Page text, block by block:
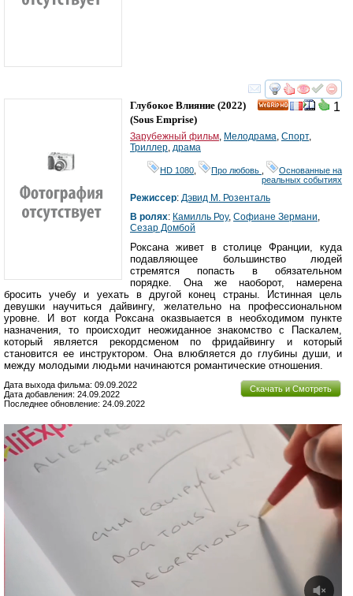
смотреть
1
Глубокое Влияние (2022)
(Sous Emprise)
Зарубежный фильм, Мелодрама, Спорт,
Триллер, драма
HD 1080 Про любовь
Основанные на
реальных событиях
Режиссер: Дэвид М. Розенталь
В ролях: Камилль Роу, Софиане Зермани,
Сезар Домбой
Роксана живет в столице Франции, куда
подавляющее большинство людей
стремятся попасть в обязательном
порядке. Она же наоборот, намерена
бросить учебу и уехать в другой конец страны. Истинная цель
девушки научиться дайвингу, желательно на профессиональном
уровне. И вот когда Роксана оказвыается в необходимом пункте
назначения, то происходит неожиданное знакомство с Паскалем,
который является рекордсменом по фридайвингу и который
становится ее инструктором. Она влюбляется до глубины души, и
между молодыми людьми начинаются романтические отношения.
Скачать и Смотреть
Дата выхода фильма: 09.09.2022
Дата добавления: 24.09.2022
Последнее обновление: 24.09.2022